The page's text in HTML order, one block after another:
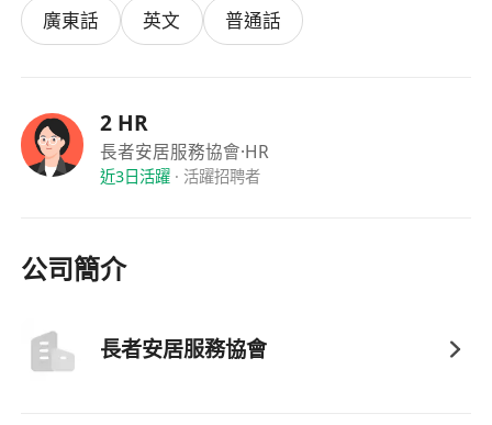
廣東話
英文 普通話
2 HR
長者安居服務協會·HR
近3日活躍· 活躍招聘者
公司簡介
長者安居服務協會